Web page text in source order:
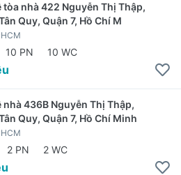
tòa nhà 422 Nguyễn Thị Thập,
Quy, Quận 7, Hồ Chí M
10 PN 10 WC
nhà 436B Nguyễn Thị Thập,
Quy, Quận 7, Hồ Chí Minh
2 PN 2 WC